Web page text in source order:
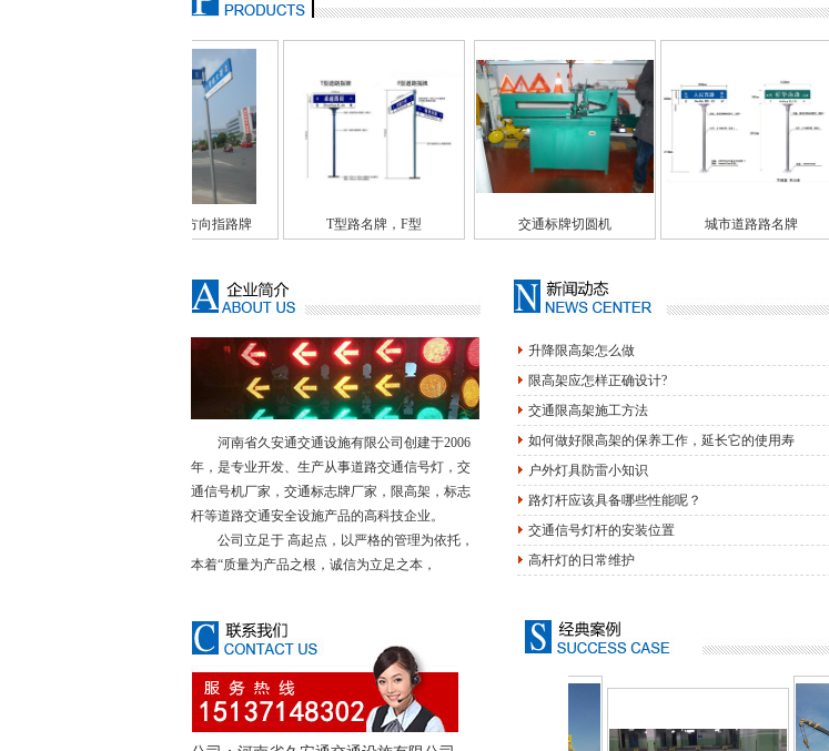
T型路名牌，F型 交通标牌切圆机 城市道路路名牌 T型路名牌，城市
河南省久安通交通设施有限公司创建于2006
年，是专业开发、生产从事道路交通信号灯，交
通信号机厂家，交通标志牌厂家，限高架，标志
杆等道路交通安全设施产品的高科技企业。
公司立足于 高起点，以严格的管理为依托，
本着“质量为产品之根，诚信为立足之本，
升降限高架怎么做
限高架应怎样正确设计?
交通限高架施工方法
如何做好限高架的保养工作，延长它的使用寿
户外灯具防雷小知识
路灯杆应该具备哪些性能呢？
交通信号灯杆的安装位置
高杆灯的日常维护